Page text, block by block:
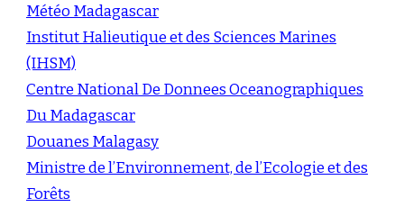
Météo Madagascar
Institut Halieutique et des Sciences Marines
(IHSM)
Centre National De Donnees Oceanographiques
Du Madagascar
Douanes Malagasy
Ministre de l’Environnement, de l’Ecologie et des
Forêts